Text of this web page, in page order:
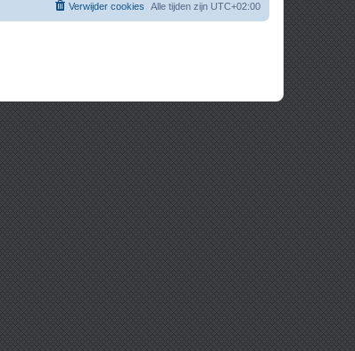
Alle tijden zijn UTC+02:00
Verwijder cookies